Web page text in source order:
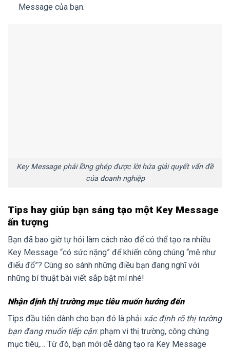
Message của bạn.
Key Message phải lồng ghép được lời hứa giải quyết vấn đề
của doanh nghiệp
Tips hay giúp bạn sáng tạo một Key Message
ấn tượng
Bạn đã bao giờ tự hỏi làm cách nào để có thể tạo ra nhiều
Key Message “có sức nặng” để khiến công chúng “mê như
điếu đổ”? Cùng so sánh những điều bạn đang nghĩ với
những bí thuật bài viết sắp bật mí nhé!
Nhận định thị trường mục tiêu muốn hướng đến
Tips đầu tiên dành cho bạn đó là phải xác định rõ thị trường
bạn đang muốn tiếp cận: phạm vi thị trường, công chúng
mục tiêu,… Từ đó, bạn mới dễ dàng tạo ra Key Message